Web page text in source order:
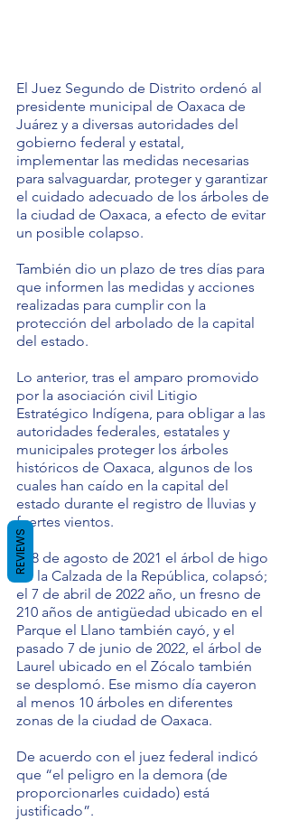
El Juez Segundo de Distrito ordenó al
presidente municipal de Oaxaca de
Juárez y a diversas autoridades del
gobierno federal y estatal,
implementar las medidas necesarias
para salvaguardar, proteger y garantizar
el cuidado adecuado de los árboles de
la ciudad de Oaxaca, a efecto de evitar
un posible colapso.
También dio un plazo de tres días para
que informen las medidas y acciones
realizadas para cumplir con la
protección del arbolado de la capital
del estado.
Lo anterior, tras el amparo promovido
por la asociación civil Litigio
Estratégico Indígena, para obligar a las
autoridades federales, estatales y
municipales proteger los árboles
históricos de Oaxaca, algunos de los
cuales han caído en la capital del
estado durante el registro de lluvias y
fuertes vientos.
El 8 de agosto de 2021 el árbol de higo
de la Calzada de la República, colapsó;
el 7 de abril de 2022 año, un fresno de
210 años de antigüedad ubicado en el
Parque el Llano también cayó, y el
pasado 7 de junio de 2022, el árbol de
Laurel ubicado en el Zócalo también
se desplomó. Ese mismo día cayeron
al menos 10 árboles en diferentes
zonas de la ciudad de Oaxaca.
De acuerdo con el juez federal indicó
que “el peligro en la demora (de
proporcionarles cuidado) está
justificado”.
REVIEWS